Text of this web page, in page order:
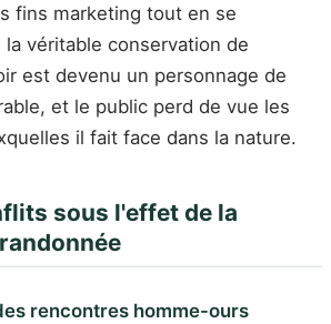
fins marketing tout en se
véritable conservation de
est devenu un personnage de
et le public perd de vue les
il fait face dans la nature.
sous l'effet de la
rencontres homme-ours